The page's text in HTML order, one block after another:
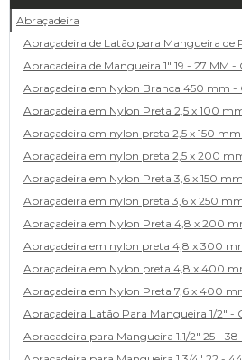
Abraçadeira
Abraçadeira de Latão para Mangueira de
Abracadeira de Mangueira 1" 19 - 27 MM -
Abraçadeira em Nylon Branca 450 mm -
Abraçadeira em Nylon Preta 2,5 x 100
Abraçadeira em nylon preta 2,5 x 150
Abraçadeira em nylon preta 2,5 x 200
Abraçadeira em Nylon Preta 3,6 x 150
Abraçadeira em nylon preta 3,6 x 250
Abraçadeira em Nylon Preta 4,8 x 200
Abraçadeira em nylon preta 4,8 x 300
Abraçadeira em Nylon preta 4,8 x 400
Abraçadeira em Nylon Preta 7,6 x 400
Abraçadeira Latão Para Mangueira 1/2" -
Abracadeira para Mangueira 1.1/2" 25 -